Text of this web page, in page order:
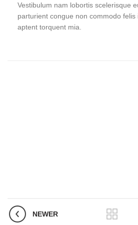
Vestibulum nam lobortis scelerisque
parturient congue non commodo
aptent torquent mia.
NEWER